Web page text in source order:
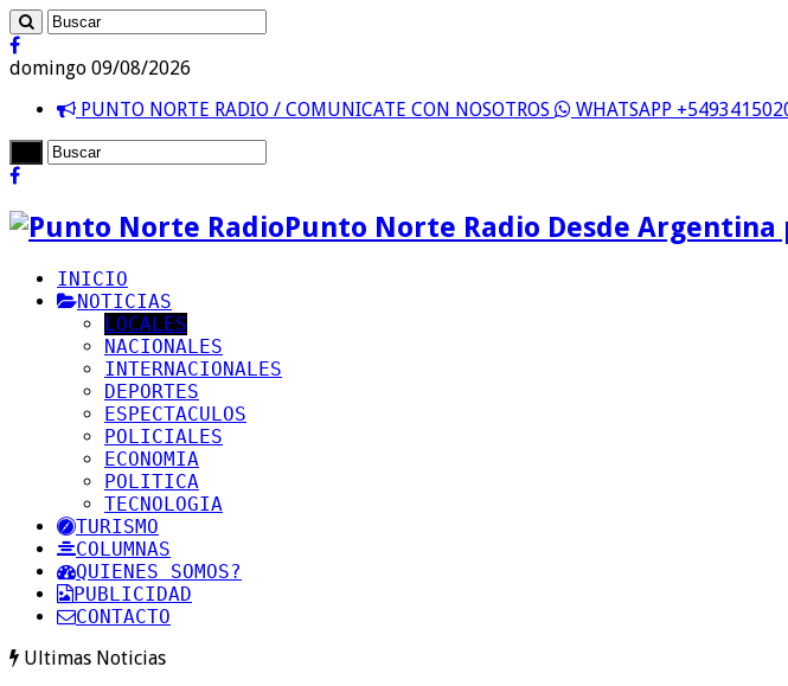
domingo 09/08/2026
PUNTO NORTE RADIO / COMUNICATE CON NOSOTROS
WHATSAPP
Punto Norte Radio Desde Argentina
INICIO
NOTICIAS
LOCALES
NACIONALES
INTERNACIONALES
DEPORTES
ESPECTACULOS
POLICIALES
ECONOMIA
POLITICA
TECNOLOGIA
TURISMO
COLUMNAS
QUIENES SOMOS?
PUBLICIDAD
CONTACTO
Ultimas Noticias